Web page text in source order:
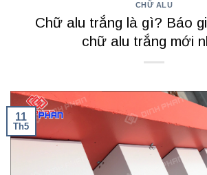
CHỮ ALU
Chữ alu trắng là gì? Báo
chữ alu trắng mới
11
Th5